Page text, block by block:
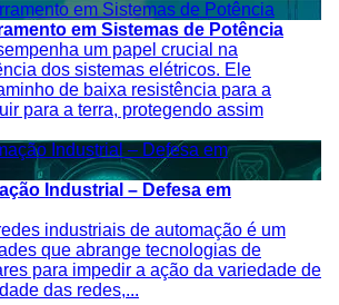
em Sistemas de Potência
um papel crucial na
dos sistemas elétricos. Ele
de baixa resistência para a
para a terra, protegendo assim
Industrial – Defesa em
industriais de automação é um
que abrange tecnologias de
para impedir a ação da variedade de
das redes,...